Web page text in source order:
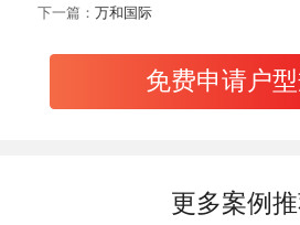
下一篇： 万和国际
免费申请户型
更多案例